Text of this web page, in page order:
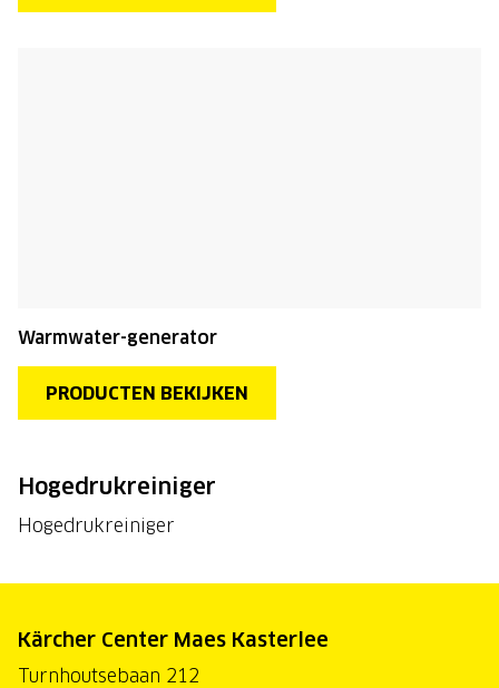
Warmwater-generator
PRODUCTEN BEKIJKEN
Hogedrukreiniger
Hogedrukreiniger
Kärcher Center Maes Kasterlee
Turnhoutsebaan 212